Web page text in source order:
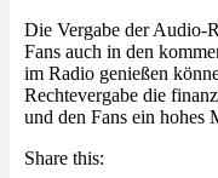
Die Vergabe der Audio-
Fans auch in den
im Radio genießen
Rechtevergabe die
und den Fans ein hohes
Share this: